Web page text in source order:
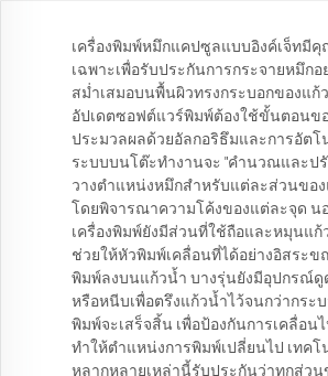
เครื่องพิมพ์หมึกแคปซูลแบบอิงค์เจ็ทมี
เฉพาะเพื่อรับประกันการกระจายหมึกอ
สม่ำเสมอบนพื้นผิวทรงกระบอกของแก้
อัปเดตซอฟต์แวร์พิมพ์ต้องใช้ขั้นตอนข
ประมวลผลด้วยอัลกอริธึมและการอัตโ
ระบบบนโต๊ะทำงานจะ "คำนวณและปรั
วางตำแหน่งหมึกสำหรับแต่ละส่วนขอ
โดยพิจารณาความโค้งของแต่ละจุด น
เครื่องพิมพ์ยังมีส่วนที่ใช้ถือและหมุนแก้
ช่วยให้หัวพิมพ์เคลื่อนที่ได้อย่างอิสระข
พิมพ์ลงบนแก้วน้ำ บางรุ่นยังมีอุปกรณ์ดู
หรือหนีบเพื่อตรึงแก้วน้ำไว้จนกว่ากระ
พิมพ์จะเสร็จสิ้น เพื่อป้องกันการเคลื่อน
ทำให้ตำแหน่งการพิมพ์เปลี่ยนไป เทคโ
หลากหลายเหล่านี้รับประกันว่าทุกส่วน